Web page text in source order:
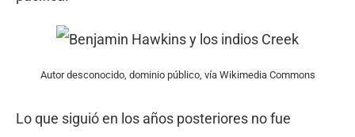
Autor desconocido, dominio público, vía Wikimedia Commons
Lo que siguió en los años posteriores no fue